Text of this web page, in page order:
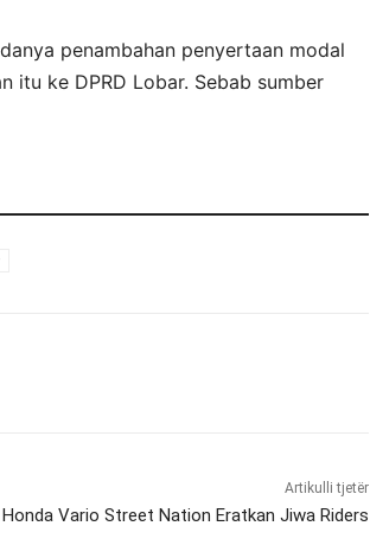
penambahan penyertaan modal
itu ke DPRD Lobar. Sebab sumber
Artikulli tjetër
Honda Vario Street Nation Eratkan Jiwa Riders